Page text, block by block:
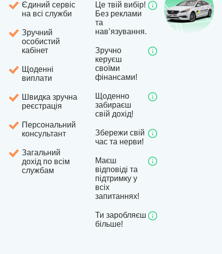
Єдиний сервіс
на всі служби
Зручний
особистий
кабінет
Щоденні
виплати
Швидка зручна
реєстрація
Персональний
консультант
Загальний
дохід по всім
службам
Це твій вибір!
Без реклами
та
навʼязування.
Зручно
керуєш
своїми
фінансами!
Щоденно
забираєш
свій дохід!
Збережи свій
час та нерви!
Маєш
відповіді та
підтримку у
всіх
запитаннях!
Ти заробляєш
більше!